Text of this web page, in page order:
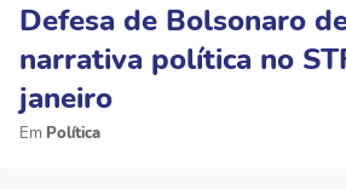
Defesa de Bolsonaro
narrativa política no
janeiro
Política